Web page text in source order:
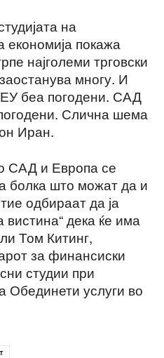
на
економија покажа
најголеми трговски
многу. И
беа погодени. САД
Слична шема
Иран.
САД и Европа се
болка што можат да и
одбираат да ја
вистина“ дека ќе има
Том Китинг,
за финансиски
студии при
Обединети услуги во